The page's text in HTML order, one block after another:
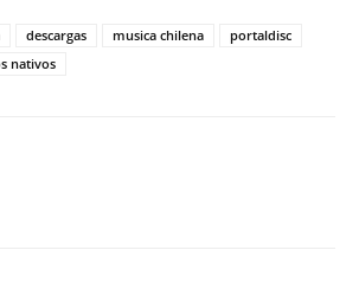
descargas musica chilena
portaldisc
nativos